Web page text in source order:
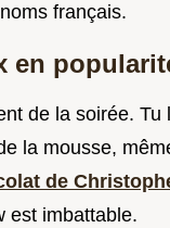
français.
en
de la soirée. Tu
la mousse,
de
est imbattable.